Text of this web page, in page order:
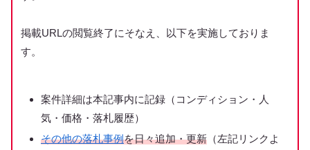
掲載URLの閲覧終了にそなえ、以下を実施しておりま
す。
案件詳細は本記事内に記録（コンディション・人
気・価格・落札履歴）
その他の落札事例を日々追加・更新 （左記リンクよ